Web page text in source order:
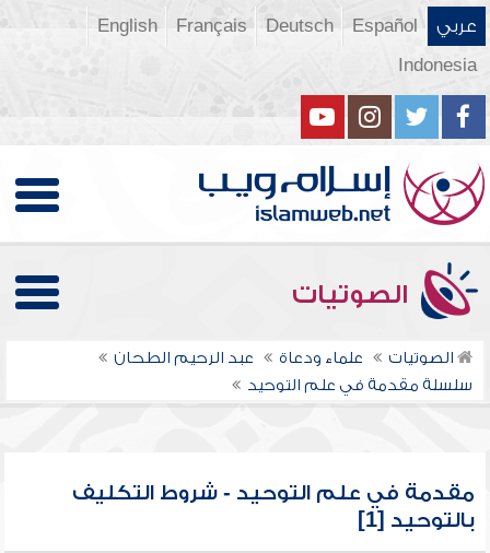
عربي Español
Deutsch
Français
English
Indonesia
الصوتيات
الصوتيات علماء ودعاة
عبد الرحيم الطحان
سلسلة مقدمة في علم التوحيد
مقدمة في علم التوحيد - شروط التكليف
بالتوحيد [1]